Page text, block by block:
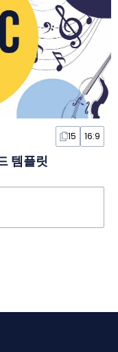
15 16:9
템플릿